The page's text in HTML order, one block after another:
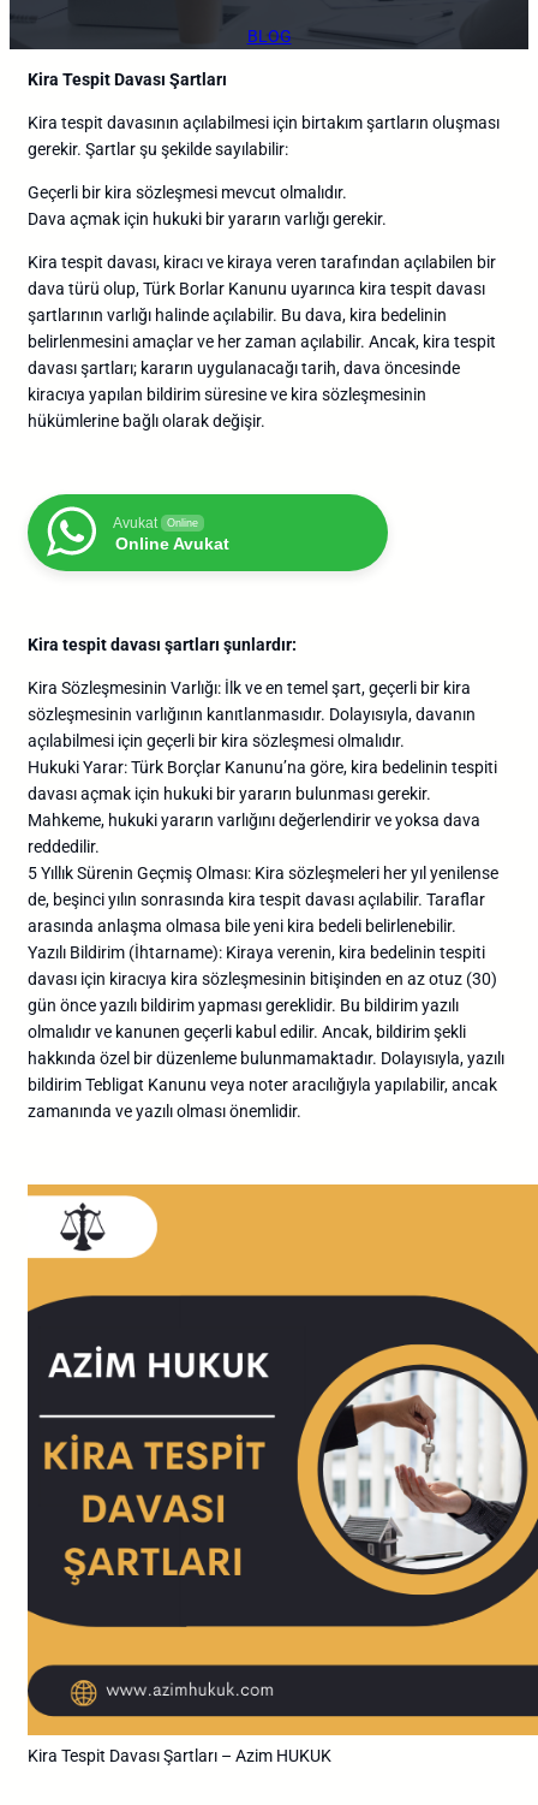
BLOG
Kira Tespit Davası Şartları
Kira tespit davasının açılabilmesi için birtakım şartların oluşması
gerekir. Şartlar şu şekilde sayılabilir:
Geçerli bir kira sözleşmesi mevcut olmalıdır.
Dava açmak için hukuki bir yararın varlığı gerekir.
Kira tespit davası, kiracı ve kiraya veren tarafından açılabilen bir
dava türü olup, Türk Borlar Kanunu uyarınca kira tespit davası
şartlarının varlığı halinde açılabilir. Bu dava, kira bedelinin
belirlenmesini amaçlar ve her zaman açılabilir. Ancak, kira tespit
davası şartları; kararın uygulanacağı tarih, dava öncesinde
kiracıya yapılan bildirim süresine ve kira sözleşmesinin
hükümlerine bağlı olarak değişir.
Avukat Online
Online Avukat
Kira tespit davası şartları şunlardır:
Kira Sözleşmesinin Varlığı: İlk ve en temel şart, geçerli bir kira
sözleşmesinin varlığının kanıtlanmasıdır. Dolayısıyla, davanın
açılabilmesi için geçerli bir kira sözleşmesi olmalıdır.
Hukuki Yarar: Türk Borçlar Kanunu’na göre, kira bedelinin tespiti
davası açmak için hukuki bir yararın bulunması gerekir.
Mahkeme, hukuki yararın varlığını değerlendirir ve yoksa dava
reddedilir.
5 Yıllık Sürenin Geçmiş Olması: Kira sözleşmeleri her yıl yenilense
de, beşinci yılın sonrasında kira tespit davası açılabilir. Taraflar
arasında anlaşma olmasa bile yeni kira bedeli belirlenebilir.
Yazılı Bildirim (İhtarname): Kiraya verenin, kira bedelinin tespiti
davası için kiracıya kira sözleşmesinin bitişinden en az otuz (30)
gün önce yazılı bildirim yapması gereklidir. Bu bildirim yazılı
olmalıdır ve kanunen geçerli kabul edilir. Ancak, bildirim şekli
hakkında özel bir düzenleme bulunmamaktadır. Dolayısıyla, yazılı
bildirim Tebligat Kanunu veya noter aracılığıyla yapılabilir, ancak
zamanında ve yazılı olması önemlidir.
Kira Tespit Davası Şartları – Azim HUKUK